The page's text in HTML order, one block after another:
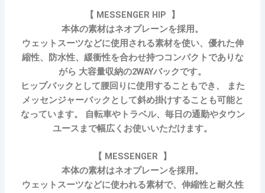
【 MESSENGER HIP 】
本体の素材はネオプレーンを採用。
ウェットスーツなどに使用される素材を使い、優れた伸
縮性、防水性、緩衝性を合わせ持つコンパクトでありな
がら 大容量収納の2WAYバックです。
ヒップバックとして腰回りに使用することもでき、 また
メッセンジャーバックとして斜め掛けすることも可能と
なっています。 自転車やトラベル、毎日の通勤やタウン
ユースまで幅広くお使いいただけます。
【 MESSENGER 】
本体の素材はネオプレーンを採用。
ウェットスーツなどに使われる素材で、伸縮性と耐久性